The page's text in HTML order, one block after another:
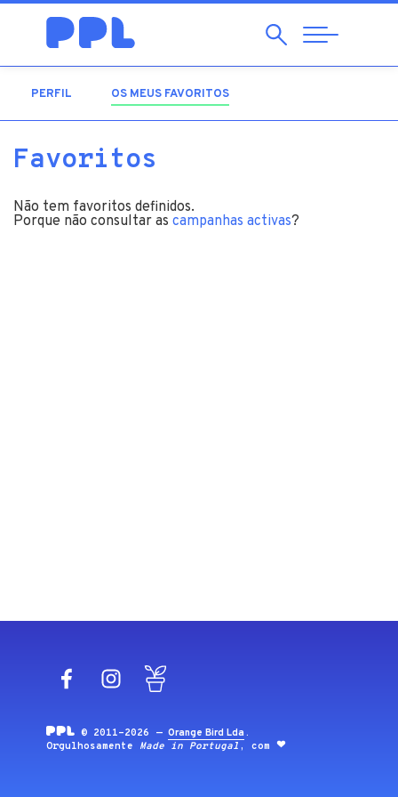
Pesquisar
Abrir
Navegação
PERFIL OS MEUS FAVORITOS
Favoritos
Não tem favoritos definidos.
Porque não consultar as campanhas activas?
FacebookInstagram
© 2011-2026 —Orange Bird Lda .
Orgulhosamente Made in Portugal , com